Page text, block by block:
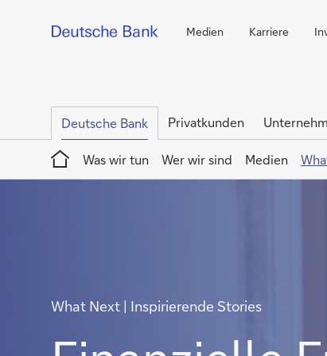
Medien Karriere
Deutsche Bank Privatkunden
Home
Was wir tun
Wer wir sind Medien
What Next | Inspirierende Stories